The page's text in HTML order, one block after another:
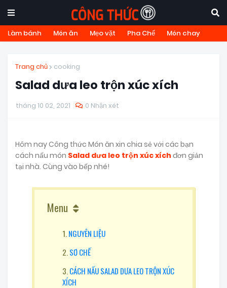
Làm bánh Món ăn Mẹo vặt Pha Chế Món chay
Trang chủ cooking
Salad dưa leo trộn xúc xích
tháng 10 02, 2021 0 Nhận xét
Hôm nay Công thức Món ăn xin chia sẻ với các bạn
cách nấu món Salad dưa leo trộn xúc xích đơn giản
tại nhà. Cùng vào bếp nhé!
Menu
NGUYÊN LIỆU
SƠ CHẾ
CÁCH NẤU SALAD DƯA LEO TRỘN XÚC
XÍCH